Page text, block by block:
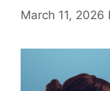
March 11, 2026